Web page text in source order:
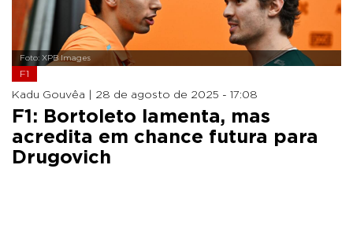
Foto: XPB Images
F1
Kadu Gouvêa | 28 de agosto de 2025 - 17:08
F1: Bortoleto lamenta, mas
acredita em chance futura para
Drugovich